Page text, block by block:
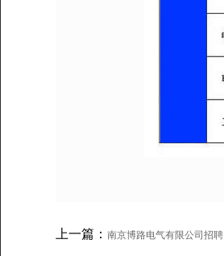
上一篇： 南京博路电气有限公司招聘